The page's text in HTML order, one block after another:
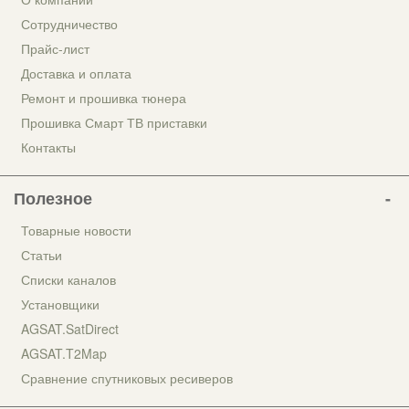
Сотрудничество
Прайс-лист
Доставка и оплата
Ремонт и прошивка тюнера
Прошивка Смарт ТВ приставки
Контакты
Полезное
Товарные новости
Статьи
Списки каналов
Установщики
AGSAT.SatDirect
AGSAT.T2Map
Сравнение спутниковых ресиверов